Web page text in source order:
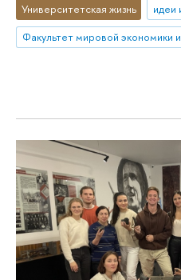
Университетская жизнь идеи